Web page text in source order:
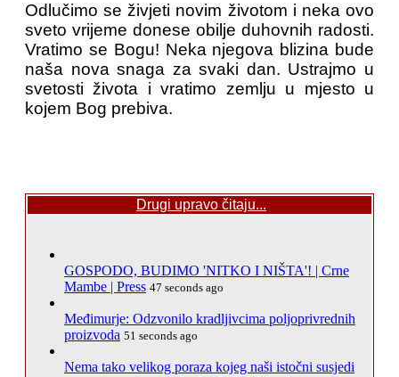
Odlučimo se živjeti novim životom i neka ovo
sveto vrijeme donese obilje duhovnih radosti.
Vratimo se Bogu! Neka njegova blizina bude
naša nova snaga za svaki dan. Ustrajmo u
svetosti života i vratimo zemlju u mjesto u
kojem Bog prebiva.
Drugi upravo čitaju...
GOSPODO, BUDIMO 'NITKO I NIŠTA'! | Crne
Mambe | Press 47 seconds ago
Međimurje: Odzvonilo kradljivcima poljoprivrednih
proizvoda 51 seconds ago
Nema tako velikog poraza kojeg naši istočni susjedi